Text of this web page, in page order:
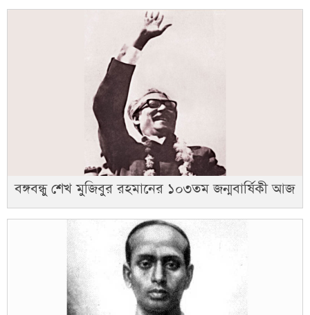
বঙ্গবন্ধু শেখ মুজিবুর রহমানের ১০৩তম জন্মবার্ষিকী আজ